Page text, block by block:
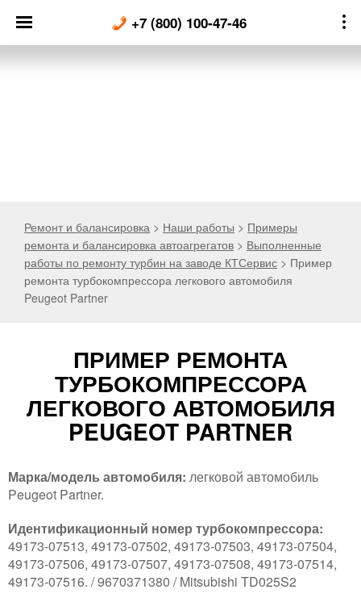
content
+7 (800) 100-47-46
Ремонт и балансировка > Наши работы > Примеры
ремонта и балансировка автоагрегатов > Выполненные
работы по ремонту турбин на заводе КТСервис > Пример
ремонта турбокомпрессора легкового автомобиля
Peugeot Partner
ПРИМЕР РЕМОНТА
ТУРБОКОМПРЕССОРА
ЛЕГКОВОГО АВТОМОБИЛЯ
PEUGEOT PARTNER
Марка/модель автомобиля: легковой автомобиль
Peugeot Partner.
Идентификационный номер турбокомпрессора:
49173-07513, 49173-07502, 49173-07503, 49173-07504,
49173-07506, 49173-07507, 49173-07508, 49173-07514,
49173-07516. / 9670371380 / Mitsubishi TD025S2